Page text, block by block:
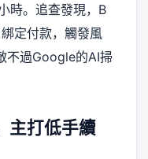
時。追查發現，B
定付款，觸發風
不過Google的AI掃
打低手續